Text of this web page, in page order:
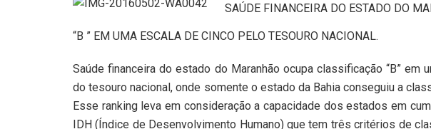
SAÚDE FINANCEIRA DO ESTADO DO
“B ” EM UMA ESCALA DE CINCO PELO TESOURO NACIONAL.
Saúde financeira do estado do Maranhão ocupa classificação “B” em
do tesouro nacional, onde somente o estado da Bahia conseguiu a
Esse ranking leva em consideração a capacidade dos estados em
IDH (Índice de Desenvolvimento Humano) que tem três critérios de